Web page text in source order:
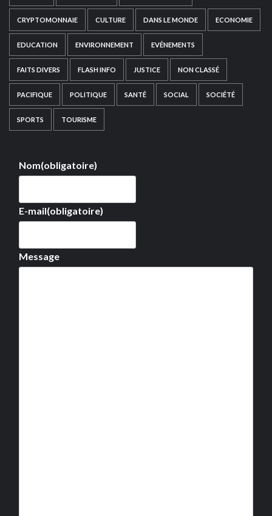
CRYPTOMONNAIE CULTURE DANS LE MONDE ECONOMIE
EDUCATION ENVIRONNEMENT EVÉNEMENTS
FAITS DIVERS FLASH INFO JUSTICE NON CLASSÉ
PACIFIQUE POLITIQUE SANTÉ SOCIAL SOCIÉTÉ
SPORTS TOURISME
Nom(obligatoire)
E-mail(obligatoire)
Message